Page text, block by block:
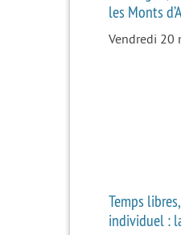
les Monts
Vendredi 20
Temps
individuel :